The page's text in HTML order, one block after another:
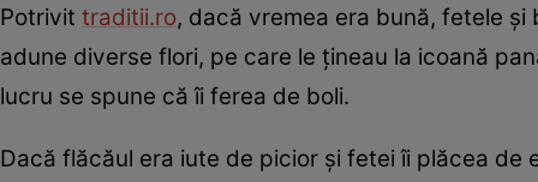
Potrivit traditii.ro, dacă vremea era bună, fetele
adune diverse flori, pe care le țineau la icoană
lucru se spune că îi ferea de boli.
Dacă flăcăul era iute de picior și fetei îi plăcea de